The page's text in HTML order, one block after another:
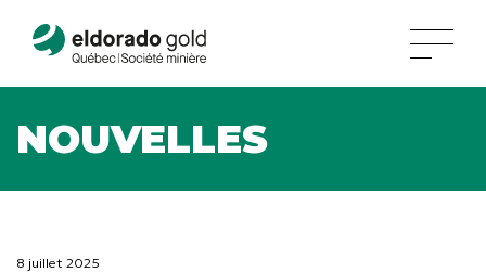
NOUVELLES
8 juillet 2025